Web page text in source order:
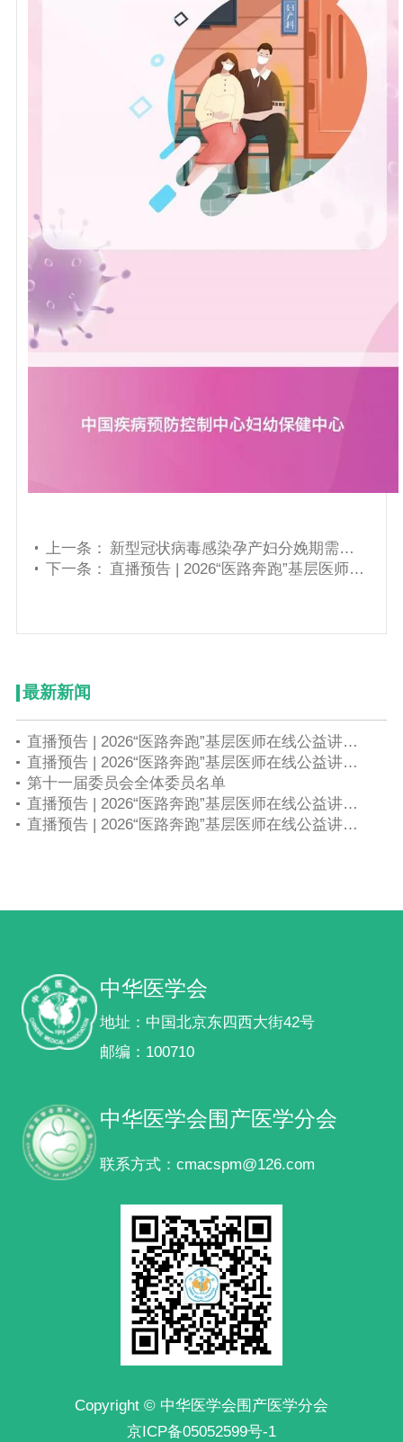
上一条：
新型冠状病毒感染孕产妇分娩期需要注意的问题
下一条：
直播预告 | 2026“医路奔跑”基层医师在线公益讲座第八期——新生儿疑难重症多学科协作诊疗与长期随访管理
最新新闻
直播预告 | 2026“医路奔跑”基层医师在线公益讲座第八期——新生儿疑难重症多学科协作诊疗与长期随访管理
直播预告 | 2026“医路奔跑”基层医师在线公益讲座第七期——生育友好背景下产后出血及胎盘疾病综合管理
第十一届委员会全体委员名单
直播预告 | 2026“医路奔跑”基层医师在线公益讲座第六期——早产儿精细化监护与并发症早期干预
直播预告 | 2026“医路奔跑”基层医师在线公益讲座第五期——围产期感染母胎协同诊疗与规范化防控策略
中华医学会
地址：中国北京东四西大街42号
邮编：100710
中华医学会围产医学分会
联系方式：cmacspm@126.com
Copyright © 中华医学会围产医学分会
京ICP备05052599号-1